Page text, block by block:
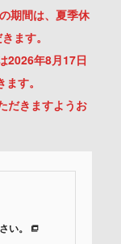
期間は、夏季休
ます。
2026年8月17日
す。
だきますようお
い。